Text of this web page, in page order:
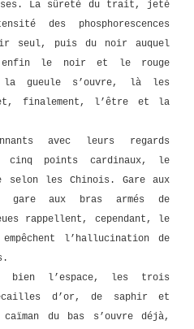
La sûreté du trait, jeté
des phosphorescences
seul, puis du noir auquel
enfin le noir et le rouge
gueule s’ouvre, là les
et, finalement, l’être et la
avec leurs regards
cinq points cardinaux, le
selon les Chinois. Gare aux
gare aux bras armés de
rappellent, cependant, le
l’hallucination de
bien l’espace, les trois
écailles d’or, de saphir et
du bas s’ouvre déjà,